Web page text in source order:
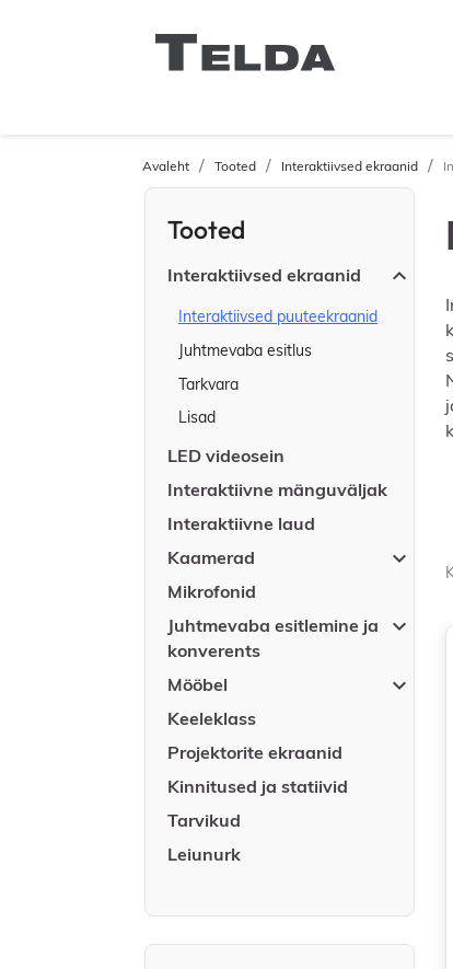
Avaleht Tooted Interaktiivsed ekraanid
Tooted
Interaktiivsed ekraanid 
Interaktiivsed puuteekraanid
Juhtmevaba esitlus
Tarkvara
Lisad
LED videosein
Interaktiivne mänguväljak
Interaktiivne laud
Kaamerad

Mikrofonid
Juhtmevaba esitlemine ja
konverents

Mööbel 
Keeleklass
Projektorite ekraanid
Kinnitused ja statiivid
Tarvikud
Leiunurk